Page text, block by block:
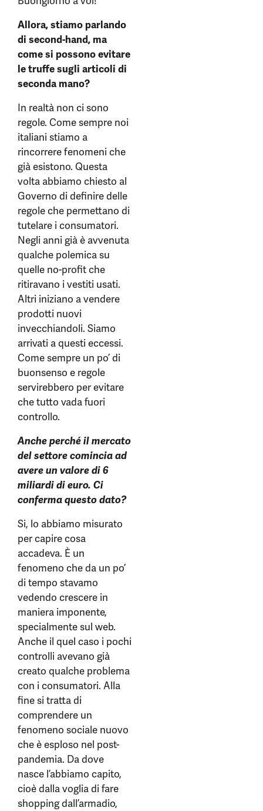
Allora, stiamo parlando
di second-hand, ma
come si possono evitare
le truffe sugli articoli di
seconda mano?
In realtà non ci sono
regole. Come sempre noi
italiani stiamo a
rincorrere fenomeni che
già esistono. Questa
volta abbiamo chiesto al
Governo di definire delle
regole che permettano di
tutelare i consumatori.
Negli anni già è avvenuta
qualche polemica su
quelle no-profit che
ritiravano i vestiti usati.
Altri iniziano a vendere
prodotti nuovi
invecchiandoli. Siamo
arrivati a questi eccessi.
Come sempre un po’ di
buonsenso e regole
servirebbero per evitare
che tutto vada fuori
controllo.
Anche perché il mercato
del settore comincia ad
avere un valore di 6
miliardi di euro. Ci
conferma questo dato?
Si, lo abbiamo misurato
per capire cosa
accadeva. È un
fenomeno che da un po’
di tempo stavamo
vedendo crescere in
maniera imponente,
specialmente sul web.
Anche il quel caso i pochi
controlli avevano già
creato qualche problema
con i consumatori. Alla
fine si tratta di
comprendere un
fenomeno sociale nuovo
che è esploso nel post-
pandemia. Da dove
nasce l’abbiamo capito,
cioè dalla voglia di fare
shopping dall’armadio,